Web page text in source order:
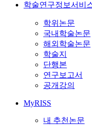
학술연구정보서비
학위논문
국내학술논문
해외학술논문
학술지
단행본
연구보고서
공개강의
MyRISS
내 추천논문